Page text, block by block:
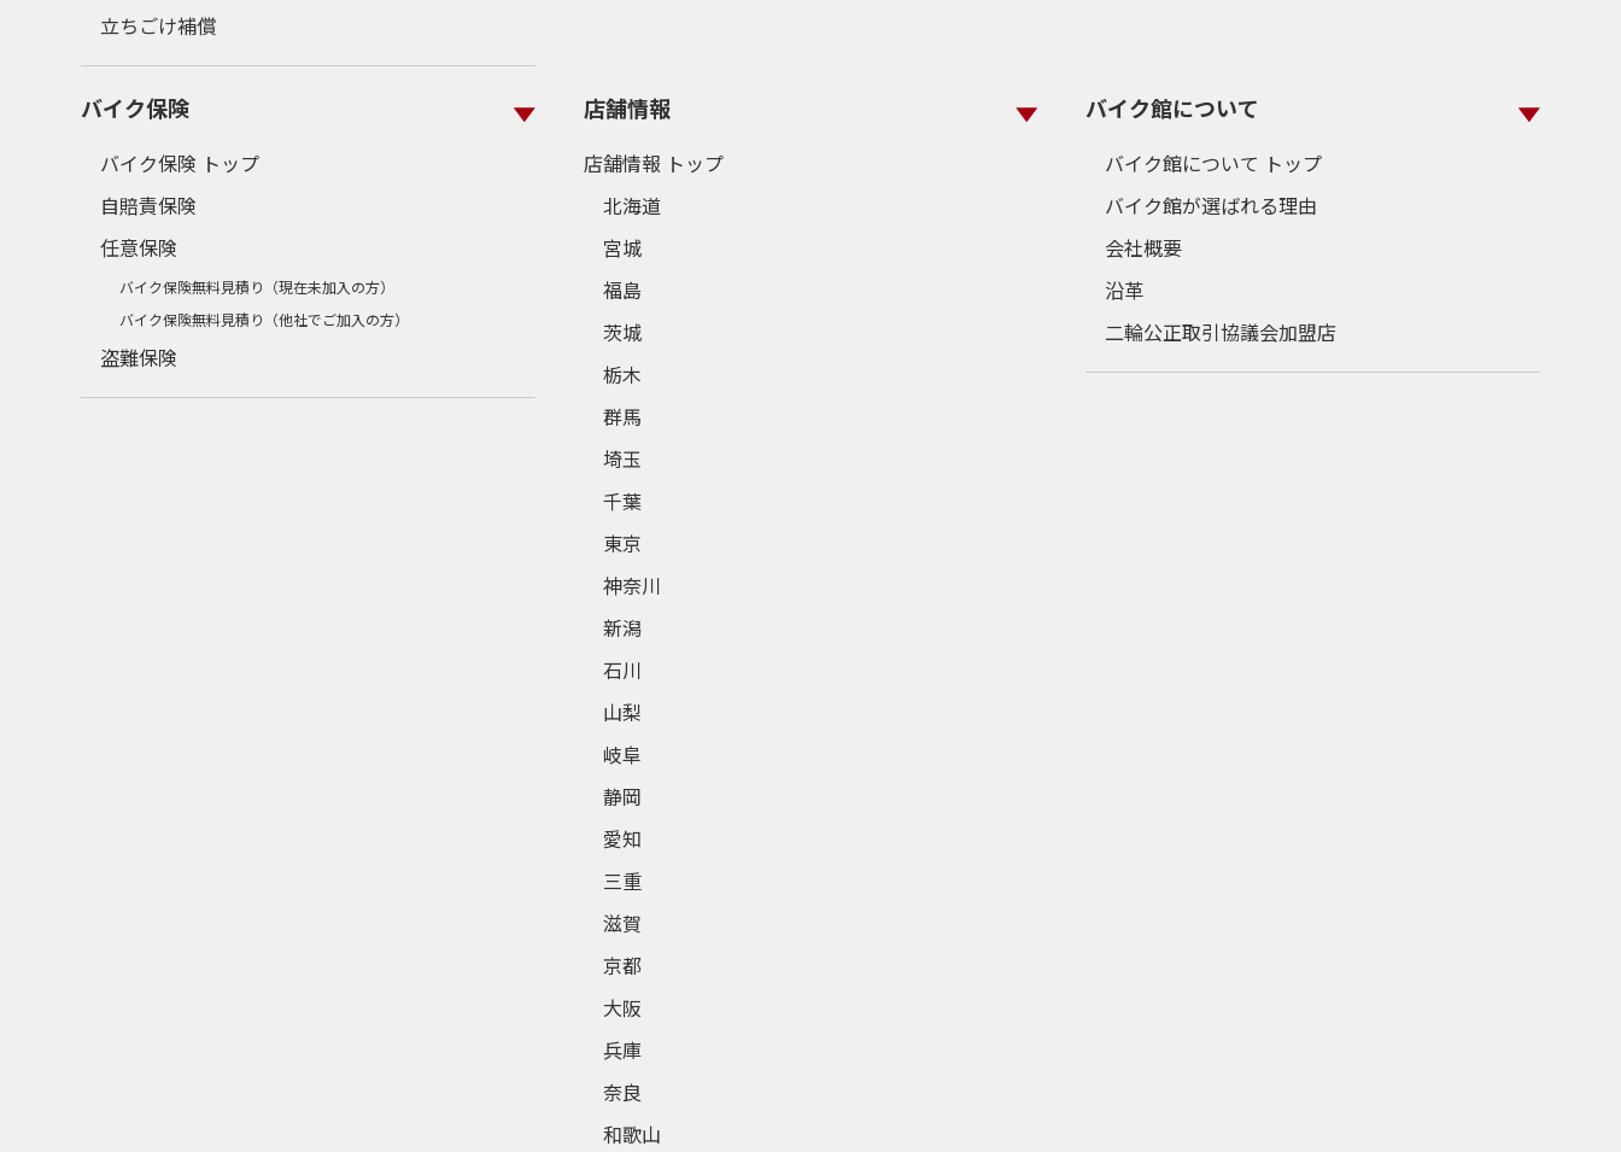
立ちごけ補償
バイク保険
バイク保険 トップ
自賠責保険
任意保険
バイク保険無料見積り（現在未加入の方）
バイク保険無料見積り（他社でご加入の方）
盗難保険
店舗情報
店舗情報 トップ
北海道
宮城
福島
茨城
栃木
群馬
埼玉
千葉
東京
神奈川
新潟
石川
山梨
岐阜
静岡
愛知
三重
滋賀
京都
大阪
兵庫
奈良
和歌山
バイク館について
バイク館について トップ
バイク館が選ばれる理由
会社概要
沿革
二輪公正取引協議会加盟店